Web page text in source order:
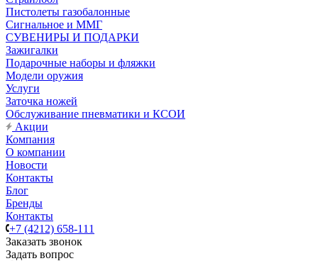
Пистолеты газобалонные
Сигнальное и ММГ
СУВЕНИРЫ И ПОДАРКИ
Зажигалки
Подарочные наборы и фляжки
Модели оружия
Услуги
Заточка ножей
Обслуживание пневматики и КСОИ
Акции
Компания
О компании
Новости
Контакты
Блог
Бренды
Контакты
+7 (4212) 658-111
Заказать звонок
Задать вопрос